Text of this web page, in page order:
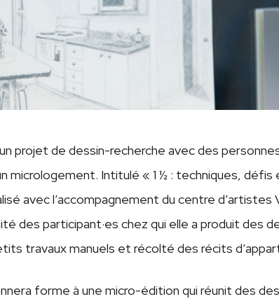
projet de dessin-recherche avec des
micrologement. Intitulé « 1 ½ : techniques, défis
avec l’accompagnement du centre d’artistes
des participant·es chez qui elle a produit des
travaux manuels et récolté des récits
forme à une micro-édition qui réunit des